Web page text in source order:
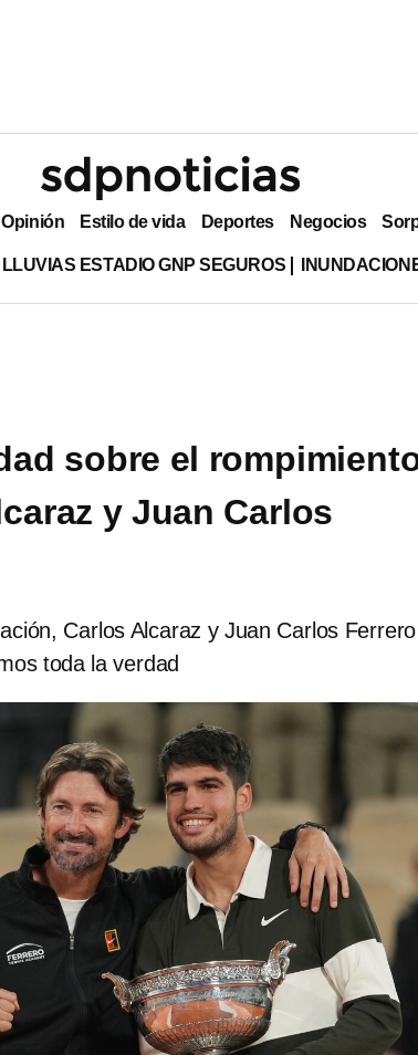
Opinión Estilo de vida Deportes Negocios
LLUVIAS ESTADIO GNP SEGUROS
sobre el
y Juan Carlos
Carlos Alcaraz y Juan Carlos Ferrero
toda la verdad